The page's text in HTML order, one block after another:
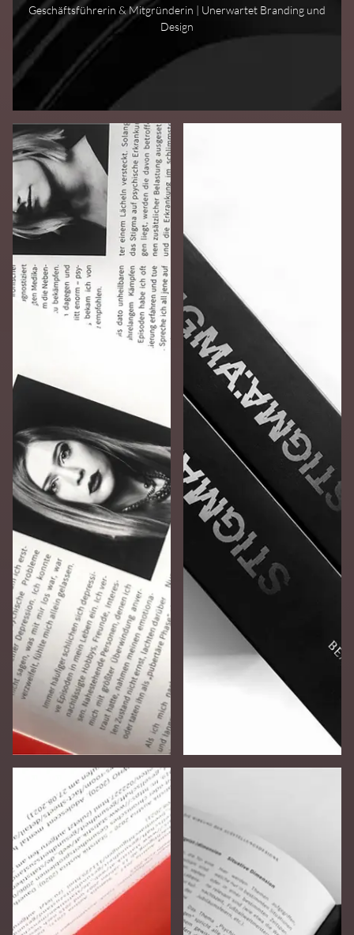
Geschäftsführerin & Mitgründerin | Unerwartet Branding und
Design